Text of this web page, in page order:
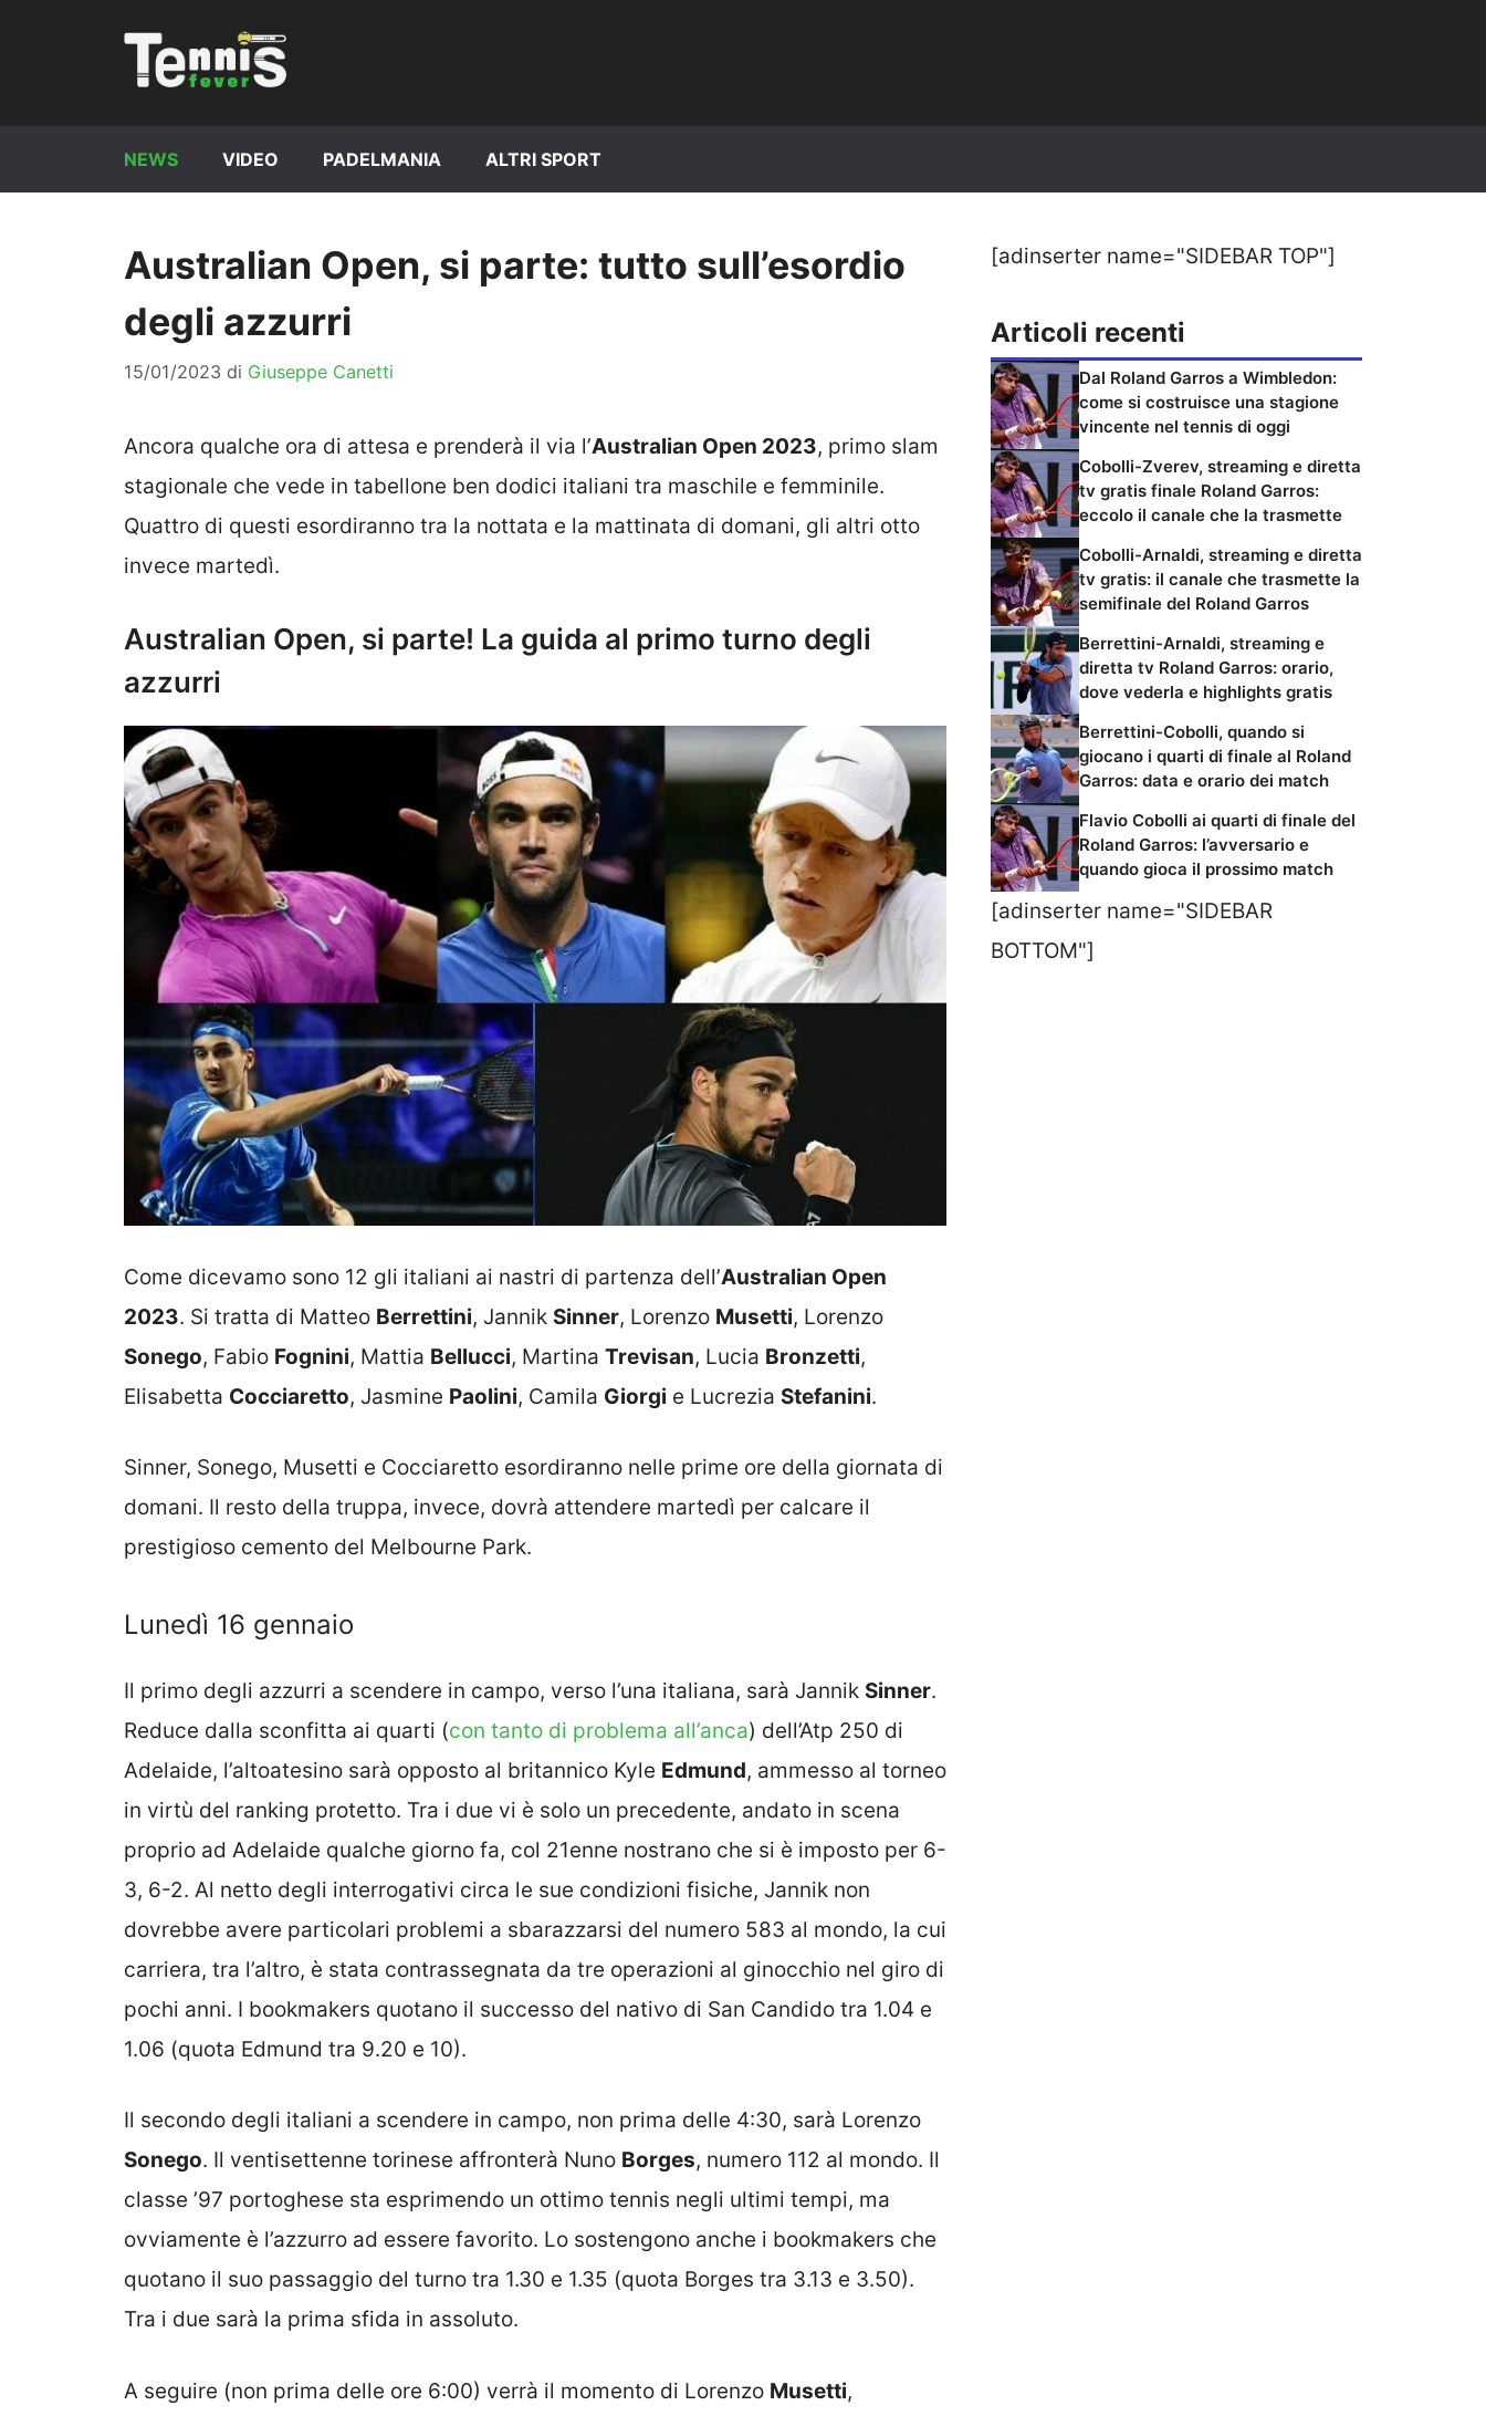
NEWS VIDEO PADELMANIA ALTRI SPORT
Australian Open, si parte: tutto sull’esordio
degli azzurri
15/01/2023 di Giuseppe Canetti
Ancora qualche ora di attesa e prenderà il via l’Australian Open 2023, primo slam
stagionale che vede in tabellone ben dodici italiani tra maschile e femminile.
Quattro di questi esordiranno tra la nottata e la mattinata di domani, gli altri otto
invece martedì.
Australian Open, si parte! La guida al primo turno degli
azzurri
Come dicevamo sono 12 gli italiani ai nastri di partenza dell’Australian Open
2023. Si tratta di Matteo Berrettini, Jannik Sinner, Lorenzo Musetti, Lorenzo
Sonego, Fabio Fognini, Mattia Bellucci, Martina Trevisan, Lucia Bronzetti,
Elisabetta Cocciaretto, Jasmine Paolini, Camila Giorgi e Lucrezia Stefanini.
Sinner, Sonego, Musetti e Cocciaretto esordiranno nelle prime ore della giornata di
domani. Il resto della truppa, invece, dovrà attendere martedì per calcare il
prestigioso cemento del Melbourne Park.
Lunedì 16 gennaio
Il primo degli azzurri a scendere in campo, verso l’una italiana, sarà Jannik Sinner.
Reduce dalla sconfitta ai quarti (con tanto di problema all’anca) dell’Atp 250 di
Adelaide, l’altoatesino sarà opposto al britannico Kyle Edmund, ammesso al torneo
in virtù del ranking protetto. Tra i due vi è solo un precedente, andato in scena
proprio ad Adelaide qualche giorno fa, col 21enne nostrano che si è imposto per 6-
3, 6-2. Al netto degli interrogativi circa le sue condizioni fisiche, Jannik non
dovrebbe avere particolari problemi a sbarazzarsi del numero 583 al mondo, la cui
carriera, tra l’altro, è stata contrassegnata da tre operazioni al ginocchio nel giro di
pochi anni. I bookmakers quotano il successo del nativo di San Candido tra 1.04 e
1.06 (quota Edmund tra 9.20 e 10).
Il secondo degli italiani a scendere in campo, non prima delle 4:30, sarà Lorenzo
Sonego. Il ventisettenne torinese affronterà Nuno Borges, numero 112 al mondo. Il
classe ’97 portoghese sta esprimendo un ottimo tennis negli ultimi tempi, ma
ovviamente è l’azzurro ad essere favorito. Lo sostengono anche i bookmakers che
quotano il suo passaggio del turno tra 1.30 e 1.35 (quota Borges tra 3.13 e 3.50).
Tra i due sarà la prima sfida in assoluto.
A seguire (non prima delle ore 6:00) verrà il momento di Lorenzo Musetti,
[adinserter name="SIDEBAR TOP"]
Articoli recenti
Dal Roland Garros a Wimbledon:
come si costruisce una stagione
vincente nel tennis di oggi
Cobolli-Zverev, streaming e diretta
tv gratis finale Roland Garros:
eccolo il canale che la trasmette
Cobolli-Arnaldi, streaming e diretta
tv gratis: il canale che trasmette la
semifinale del Roland Garros
Berrettini-Arnaldi, streaming e
diretta tv Roland Garros: orario,
dove vederla e highlights gratis
Berrettini-Cobolli, quando si
giocano i quarti di finale al Roland
Garros: data e orario dei match
Flavio Cobolli ai quarti di finale del
Roland Garros: l’avversario e
quando gioca il prossimo match
[adinserter name="SIDEBAR
BOTTOM"]